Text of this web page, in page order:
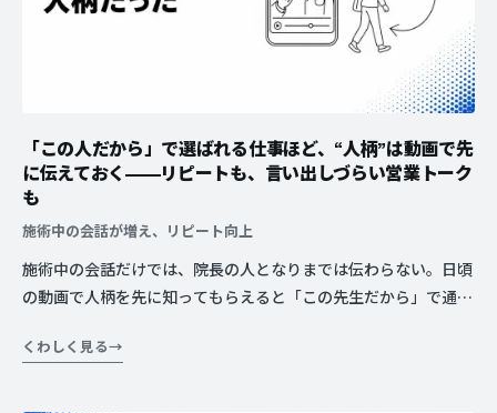
「この人だから」で選ばれる仕事ほど、“人柄”は動画で先
に伝えておく——リピートも、言い出しづらい営業トーク
も
施術中の会話が増え、リピート向上
施術中の会話だけでは、院長の人となりまでは伝わらない。日頃
の動画で人柄を先に知ってもらえると「この先生だから」で通い
られる。新規集客に始めたYouTubeが、既存患者のリピートま
くわしく見る